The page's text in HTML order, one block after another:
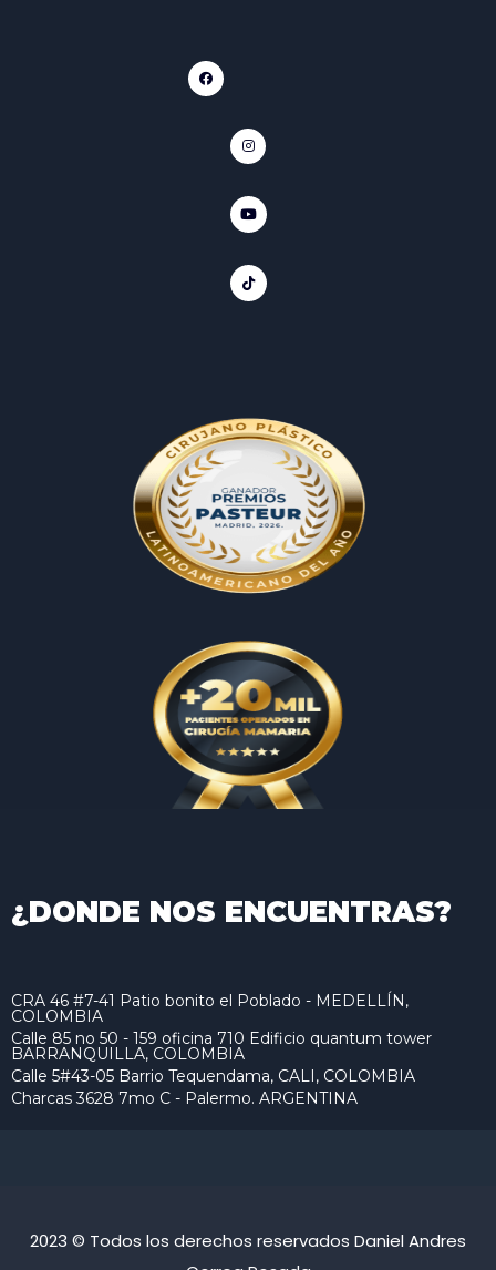
¿DONDE NOS ENCUENTRAS?
CRA 46 #7-41 Patio bonito el Poblado - MEDELLÍN,
COLOMBIA
Calle 85 no 50 - 159 oficina 710 Edificio quantum tower
BARRANQUILLA, COLOMBIA
Calle 5#43-05 Barrio Tequendama, CALI, COLOMBIA
Charcas 3628 7mo C - Palermo. ARGENTINA
2023 © Todos los derechos reservados Daniel Andres